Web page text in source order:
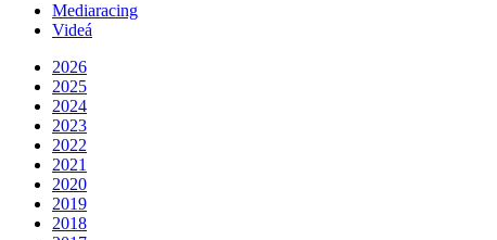
Mediaracing
Videá
2026
2025
2024
2023
2022
2021
2020
2019
2018